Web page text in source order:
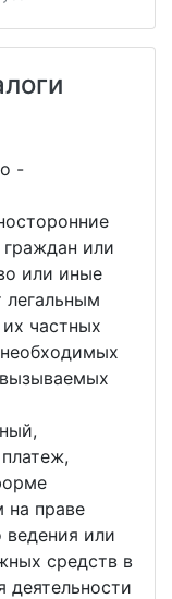
-
или
или иные
частных
праве
ведения или
средств в
деятельности